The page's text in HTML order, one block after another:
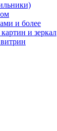
и более
и зеркал